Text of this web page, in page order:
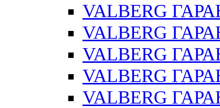
VALBERG
VALBERG
VALBERG
VALBERG
VALBERG